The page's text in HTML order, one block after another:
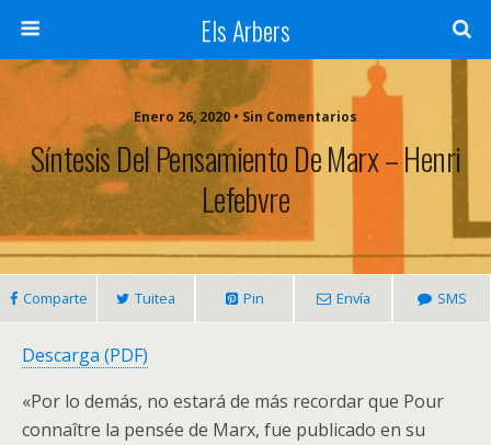
Els Arbers
Enero 26, 2020 • Sin Comentarios
Síntesis Del Pensamiento De Marx – Henri
Lefebvre
Comparte Tuitea Pin Envía SMS
Descarga (PDF)
«Por lo demás, no estará de más recordar que Pour
connaître la pensée de Marx, fue publicado en su